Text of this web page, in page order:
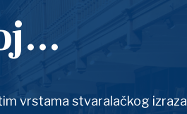
vrstama stvaralačkog izraza